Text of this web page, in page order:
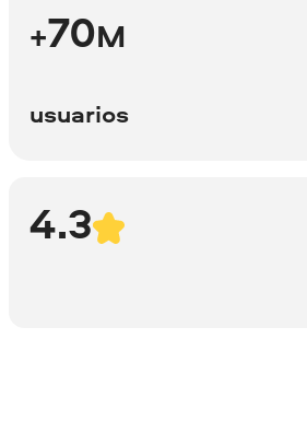
+70M
usuarios
4.3